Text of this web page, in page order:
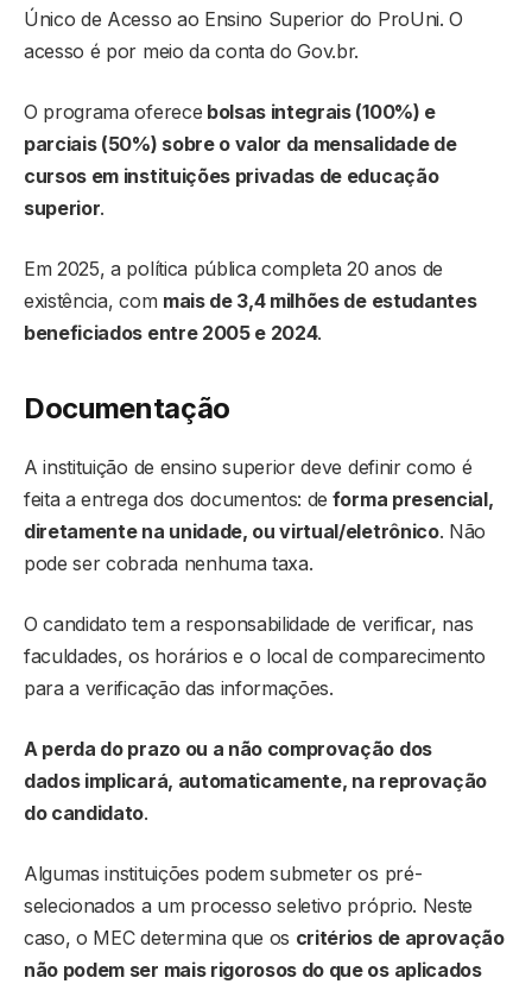
Único de Acesso ao Ensino Superior do ProUni. O
acesso é por meio da conta do Gov.br.
O programa oferece bolsas integrais (100%) e
parciais (50%) sobre o valor da mensalidade de
cursos em instituições privadas de educação
superior.
Em 2025, a política pública completa 20 anos de
existência, com mais de 3,4 milhões de estudantes
beneficiados entre 2005 e 2024.
Documentação
A instituição de ensino superior deve definir como é
feita a entrega dos documentos: de forma presencial,
diretamente na unidade, ou virtual/eletrônico. Não
pode ser cobrada nenhuma taxa.
O candidato tem a responsabilidade de verificar, nas
faculdades, os horários e o local de comparecimento
para a verificação das informações.
A perda do prazo ou a não comprovação dos
dados implicará, automaticamente, na reprovação
do candidato.
Algumas instituições podem submeter os pré-
selecionados a um processo seletivo próprio. Neste
caso, o MEC determina que os critérios de aprovação
não podem ser mais rigorosos do que os aplicados